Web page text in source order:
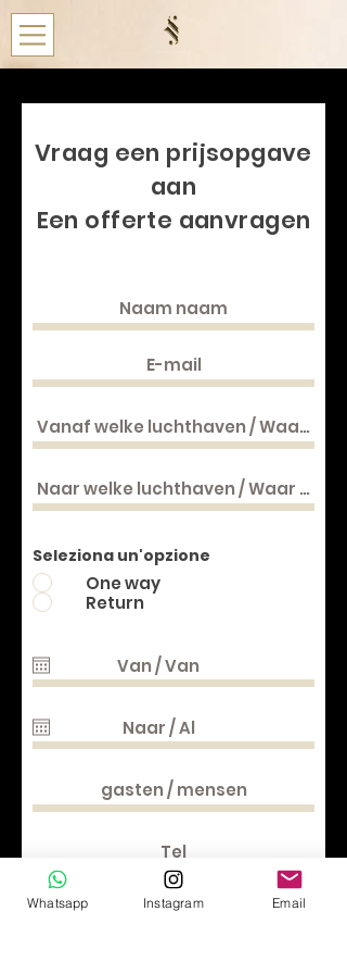
Vraag een prijsopgave
aan
Een offerte aanvragen
Seleziona un'opzione
One way
Return
Whatsapp Instagram Email